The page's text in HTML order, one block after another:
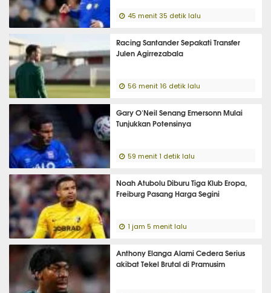
45 menit 35 detik lalu
Racing Santander Sepakati Transfer
Julen Agirrezabala
56 menit 16 detik lalu
Gary O'Neil Senang Emersonn Mulai
Tunjukkan Potensinya
59 menit 1 detik lalu
Noah Atubolu Diburu Tiga Klub Eropa,
Freiburg Pasang Harga Segini
1 jam 5 menit lalu
Anthony Elanga Alami Cedera Serius
akibat Tekel Brutal di Pramusim